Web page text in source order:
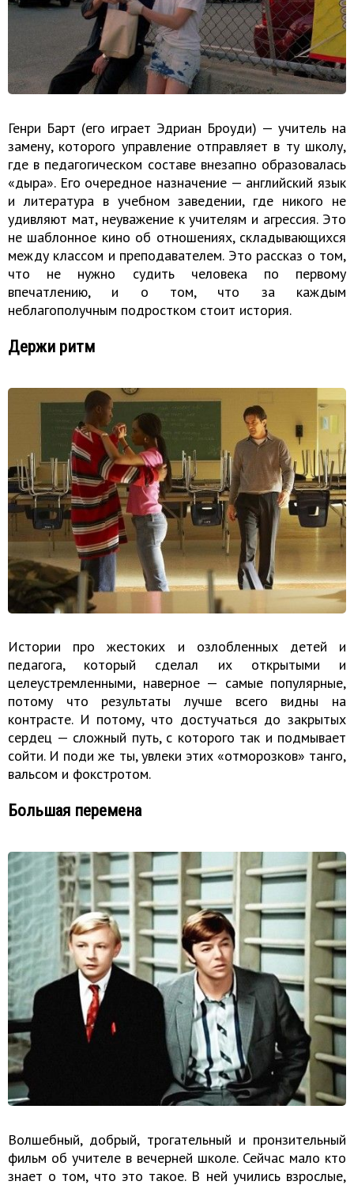
Генри Барт (его играет Эдриан Броуди) — учитель на
замену, которого управление отправляет в ту школу,
где в педагогическом составе внезапно образовалась
«дыра». Его очередное назначение — английский язык
и литература в учебном заведении, где никого не
удивляют мат, неуважение к учителям и агрессия. Это
не шаблонное кино об отношениях, складывающихся
между классом и преподавателем. Это рассказ о том,
что не нужно судить человека по первому
впечатлению, и о том, что за каждым
неблагополучным подростком стоит история.
Держи ритм
Истории про жестоких и озлобленных детей и
педагога, который сделал их открытыми и
целеустремленными, наверное — самые популярные,
потому что результаты лучше всего видны на
контрасте. И потому, что достучаться до закрытых
сердец — сложный путь, с которого так и подмывает
сойти. И поди же ты, увлеки этих «отморозков» танго,
вальсом и фокстротом.
Большая перемена
Волшебный, добрый, трогательный и пронзительный
фильм об учителе в вечерней школе. Сейчас мало кто
знает о том, что это такое. В ней учились взрослые,